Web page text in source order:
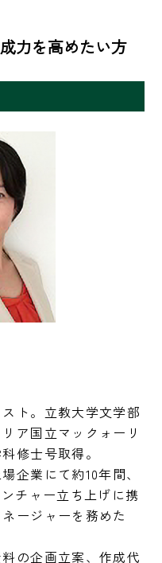
力を高めたい方
ト。立教大学文学部
ア国立マックォーリ
修士号取得。
企業にて約10年間、
チャー立ち上げに携
ージャーを務めた
の企画立案、作成代